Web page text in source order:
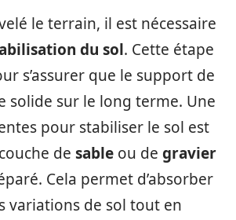
le terrain, il est nécessaire
du sol. Cette étape
s’assurer que le support de
solide sur le long terme. Une
pour stabiliser le sol est
de sable ou de gravier
Cela permet d’absorber
variations de sol tout en